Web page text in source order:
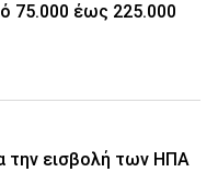
75.000 έως 225.000
την εισβολή των ΗΠΑ